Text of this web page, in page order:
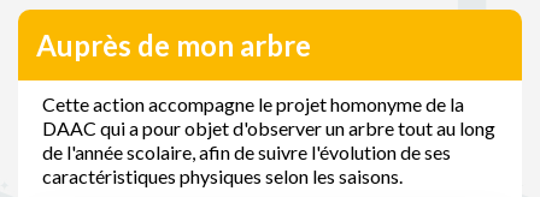
Auprès de mon arbre
Cette action accompagne le projet homonyme de la
DAAC qui a pour objet d'observer un arbre tout au long
de l'année scolaire, afin de suivre l'évolution de ses
caractéristiques physiques selon les saisons.